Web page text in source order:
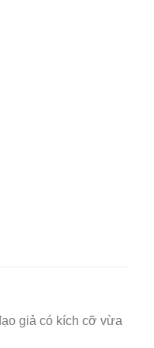
giả có kích cỡ vừa